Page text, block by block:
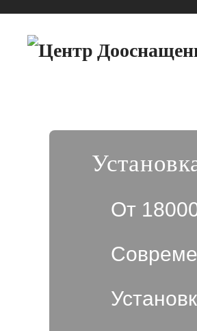
От